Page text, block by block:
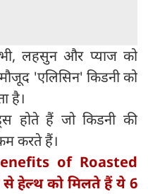
लहसुन और प्याज को
'एलिसिन' किडनी को
है।
होते हैं जो किडनी की
करते हैं।
of Roasted
हेल्थ को मिलते हैं ये 6